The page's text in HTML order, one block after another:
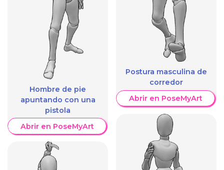
Hombre de pie
apuntando con una
pistola
Abrir en PoseMyArt
Postura masculina de
corredor
Abrir en PoseMyArt